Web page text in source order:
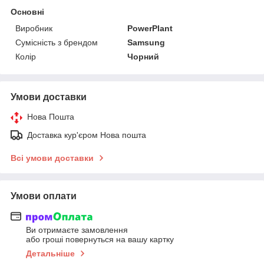
Основні
Виробник
PowerPlant
Сумісність з брендом
Samsung
Колір
Чорний
Умови доставки
Нова Пошта
Доставка кур'єром Нова пошта
Всі умови доставки
Умови оплати
Ви отримаєте замовлення
або гроші повернуться на вашу картку
Детальніше